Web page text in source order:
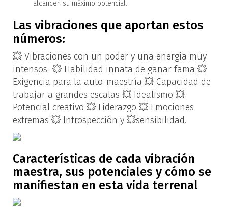
alcancen su máximo potencial.
Las vibraciones que aportan estos
números:
💥 Vibraciones con un poder y una energía muy
intensos 💥 Habilidad innata de ganar fama 💥
Exigencia para la auto-maestría 💥 Capacidad de
trabajar a grandes escalas 💥 Idealismo 💥
Potencial creativo 💥 Liderazgo 💥 Emociones
extremas 💥 Introspección y 💥sensibilidad.
Características de cada vibración
maestra, sus potenciales y cómo se
manifiestan en esta vida terrenal